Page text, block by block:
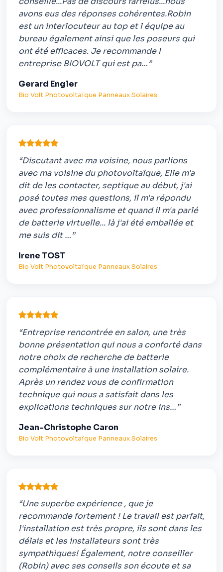
avons eus des réponses cohérentes.Robin
est un interlocuteur au top et l équipe au
bureau également ainsi que les poseurs qui
ont été efficaces. Je recommande l
entreprise BIOVOLT qui est pa…”
Gerard Engler
Bio Volt Photovoltaïque Panneaux Solaires
“Discutant avec ma voisine, nous parlions
avec ma voisine du photovoltaïque, Elle m'a
dit de les contacter, septique au début, j'ai
posé toutes mes questions, il m'a répondu
avec professionnalisme et quand il m'a parlé
de batterie virtuelle... là j'ai été emballée et
me suis dit …”
Irene TOST
Bio Volt Photovoltaïque Panneaux Solaires
“Entreprise rencontrée en salon, une très
bonne présentation qui nous a conforté dans
notre choix de recherche de batterie
complémentaire à une installation solaire.
Après un rendez vous de confirmation
technique qui nous a satisfait dans les
explications techniques sur notre ins…”
Jean-Christophe Caron
Bio Volt Photovoltaïque Panneaux Solaires
“Une superbe expérience , que je
recommande fortement ! Le travail est parfait,
l'installation est très propre, ils sont dans les
délais et les installateurs sont très
sympathiques! Également, notre conseiller
(Robin) avec ses conseils son écoute et sa